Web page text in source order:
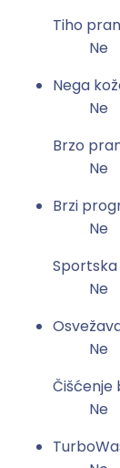
Tiho
Ne
Nega
Ne
Brzo
Ne
Brzi
Ne
Ne
Ne
Čišćenje
Ne